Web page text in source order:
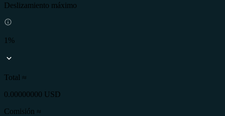
Deslizamiento máximo
1%
Total ≈
0.00000000 USD
Comisión ≈